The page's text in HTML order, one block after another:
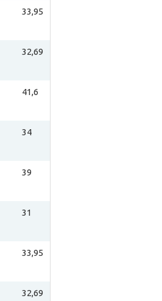
33,95
32,69
41,6
34
39
31
33,95
32,69